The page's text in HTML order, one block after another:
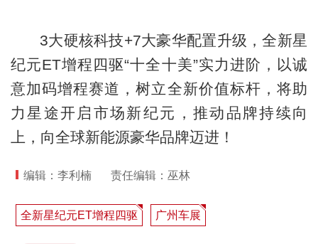
3大硬核科技+7大豪华配置升级，全新星
纪元ET增程四驱“十全十美”实力进阶，以诚
意加码增程赛道，树立全新价值标杆，将助
力星途开启市场新纪元，推动品牌持续向
上，向全球新能源豪华品牌迈进！
编辑：李利楠 责任编辑：巫林
全新星纪元ET增程四驱 广州车展